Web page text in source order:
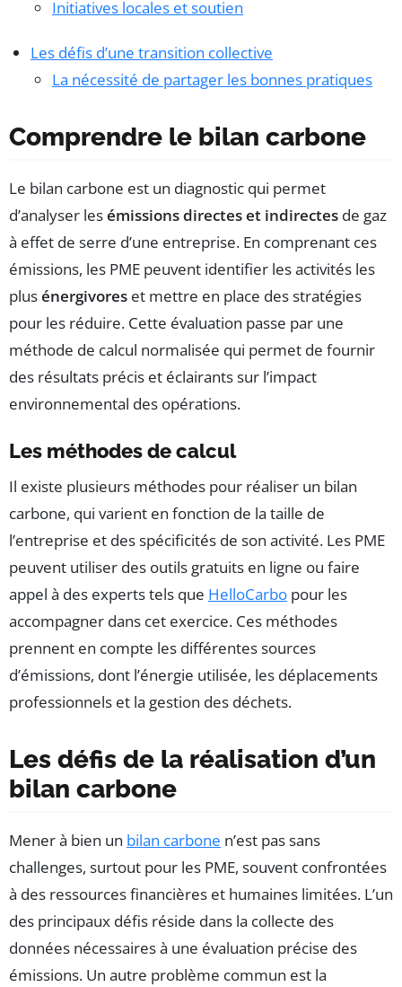
Initiatives locales et soutien
Les défis d’une transition collective
La nécessité de partager les bonnes pratiques
Comprendre le bilan carbone
Le bilan carbone est un diagnostic qui permet
d’analyser lesémissions directes et indirectes de gaz
à effet de serre d’une entreprise. En comprenant ces
émissions, les PME peuvent identifier les activités les
plusénergivores et mettre en place des stratégies
pour les réduire. Cette évaluation passe par une
méthode de calcul normalisée qui permet de fournir
des résultats précis et éclairants sur l’impact
environnemental des opérations.
Les méthodes de calcul
Il existe plusieurs méthodes pour réaliser un bilan
carbone, qui varient en fonction de la taille de
l’entreprise et des spécificités de son activité. Les PME
peuvent utiliser des outils gratuits en ligne ou faire
appel à des experts tels que HelloCarbo pour les
accompagner dans cet exercice. Ces méthodes
prennent en compte les différentes sources
d’émissions, dont l’énergie utilisée, les déplacements
professionnels et la gestion des déchets.
Les défis de la réalisation d’un
bilan carbone
Mener à bien un bilan carbone n’est pas sans
challenges, surtout pour les PME, souvent confrontées
à des ressources financières et humaines limitées. L’un
des principaux défis réside dans la collecte des
données nécessaires à une évaluation précise des
émissions. Un autre problème commun est la